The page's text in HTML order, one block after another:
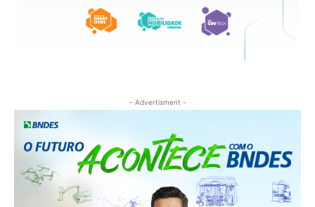
- Advertisment -